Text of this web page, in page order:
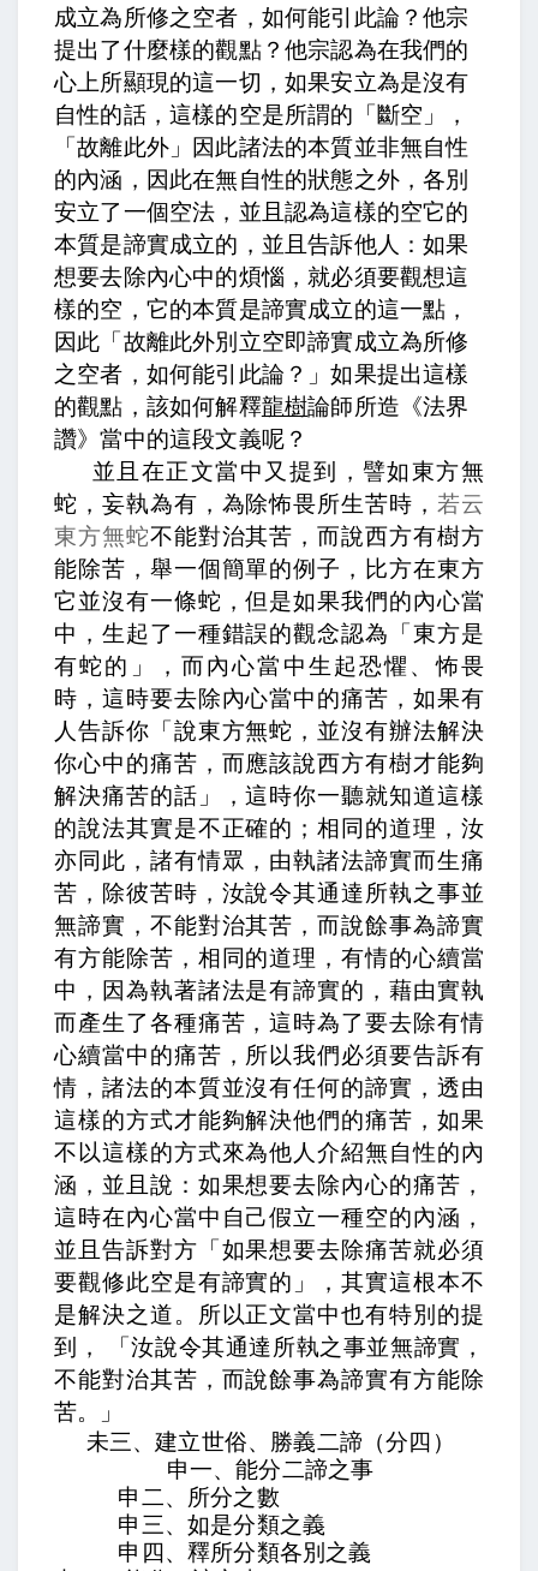
成立為所修之空者，如何能引此論？他宗
提出了什麼樣的觀點？他宗認為在我們的
心上所顯現的這一切，如果安立為是沒有
自性的話，這樣的空是所謂的「斷空」，
「故離此外」因此諸法的本質並非無自性
的內涵，因此在無自性的狀態之外，各別
安立了一個空法，並且認為這樣的空它的
本質是諦實成立的，並且告訴他人：如果
想要去除內心中的煩惱，就必須要觀想這
樣的空，它的本質是諦實成立的這一點，
因此「故離此外別立空即諦實成立為所修
之空者，如何能引此論？」如果提出這樣
的觀點，該如何解釋龍樹論師所造《法界
讚》當中的這段文義呢？
並且在正文當中又提到， 譬如東方無
蛇，妄執為有，為除怖畏所生苦時， 若云
東方無蛇不能對治其苦，而說西方有樹方
能除苦， 舉一個簡單的例子，比方在東方
它並沒有一條蛇，但是如果我們的內心當
中，生起了一種錯誤的觀念認為「東方是
有蛇的」，而內心當中生起恐懼、怖畏
時，這時要去除內心當中的痛苦，如果有
人告訴你「說東方無蛇，並沒有辦法解決
你心中的痛苦，而應該說西方有樹才能夠
解決痛苦的話」，這時你一聽就知道這樣
的說法其實是不正確的；相同的道理， 汝
亦同此，諸有情眾，由執諸法諦實而生痛
苦，除彼苦時，汝說令其通達所執之事並
無諦實，不能對治其苦，而說餘事為諦實
有方能除苦， 相同的道理，有情的心續當
中，因為執著諸法是有諦實的，藉由實執
而產生了各種痛苦，這時為了要去除有情
心續當中的痛苦，所以我們必須要告訴有
情，諸法的本質並沒有任何的諦實，透由
這樣的方式才能夠解決他們的痛苦，如果
不以這樣的方式來為他人介紹無自性的內
涵，並且說：如果想要去除內心的痛苦，
這時在內心當中自己假立一種空的內涵，
並且告訴對方「如果想要去除痛苦就必須
要觀修此空是有諦實的」，其實這根本不
是解決之道。所以正文當中也有特別的提
到，
「汝說令其通達所執之事並無諦實，
不能對治其苦，而說餘事為諦實有方能除
苦。」
未三、建立世俗、勝義二諦（分四）
申一、能分二諦之事
申二、所分之數
申三、如是分類之義
申四、釋所分類各別之義